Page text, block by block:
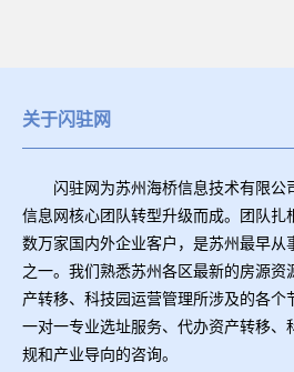
关于闪驻网
闪驻网为苏州海桥信息技术有限公
信息网核心团队转型升级而成。团队扎
数万家国内外企业客户，是苏州最早从
之一。我们熟悉苏州各区最新的房源资
产转移、科技园运营管理所涉及的各个
一对一专业选址服务、代办资产转移、
规和产业导向的咨询。